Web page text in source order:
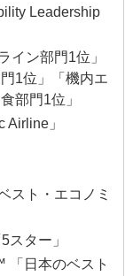
Leadership
イン部門1位」
1位」「機内エ
部門1位」
」
スト・エコノミ
ター」
「日本のベスト